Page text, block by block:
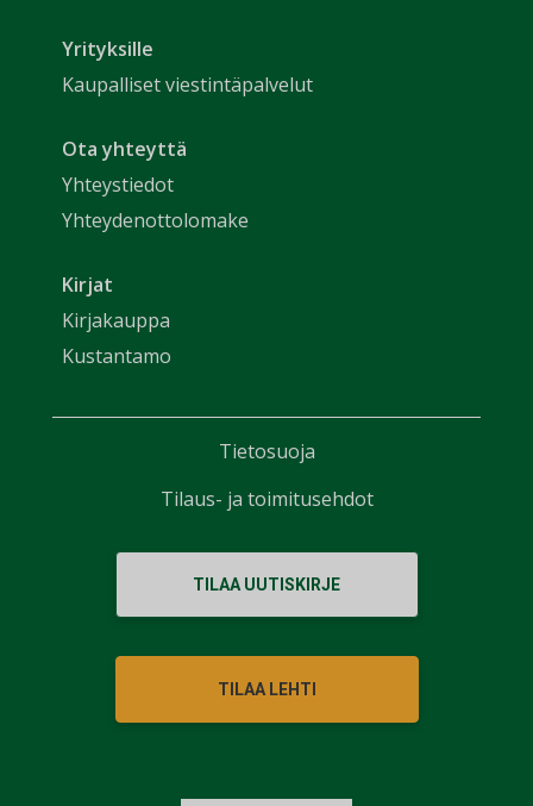
Yrityksille
Kaupalliset viestintäpalvelut
Ota yhteyttä
Yhteystiedot
Yhteydenottolomake
Kirjat
Kirjakauppa
Kustantamo
TILAA UUTISKIRJE
TILAA LEHTI
Tietosuoja
Tilaus- ja toimitusehdot